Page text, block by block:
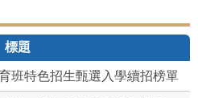
標題
班特色招生甄選入學續招榜單